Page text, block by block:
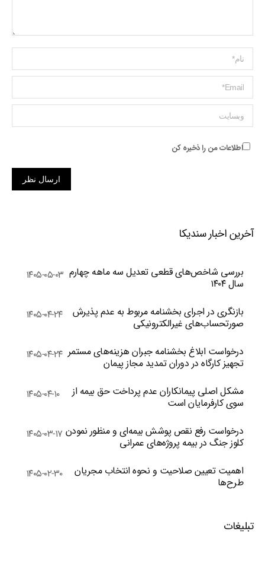
Name *
ایمیل *
وبسایت
اطلاعات من را ذخیره کن
ارسال نظر
آخرین اخبار سندیکا
بررسی شاخص‌های قطعی تعدیل سه ماهه چهارم
سال ۱۴۰۴
۱۴۰۵-۰۵-۰۳
بازنگری در اجرای بخشنامه مربوط به عدم پذیرش
صورتحساب‌های غیرالکترونیکی
۱۴۰۵-۰۴-۲۴
درخواست ابلاغ بخشنامه جبران هزینه‌های مستمر
تجهیز کارگاه در دوران تمدید مجاز پیمان
۱۴۰۵-۰۴-۲۴
مشکل اصلی پیمانکاران عدم پرداخت حق بیمه از
سوی کارفرمایان است
۱۴۰۵-۰۴-۱۰
درخواست رفع نقص پوشش بیمه‌ای و منظور نمودن
کلوز جنگ در بیمه پروژه‌های عمرانی
۱۴۰۵-۰۳-۱۷
اهمیت تعیین صلاحیت و نحوه انتخاب مجریان
طرح‌ها
۱۴۰۵-۰۲-۳۰
تبلیغات